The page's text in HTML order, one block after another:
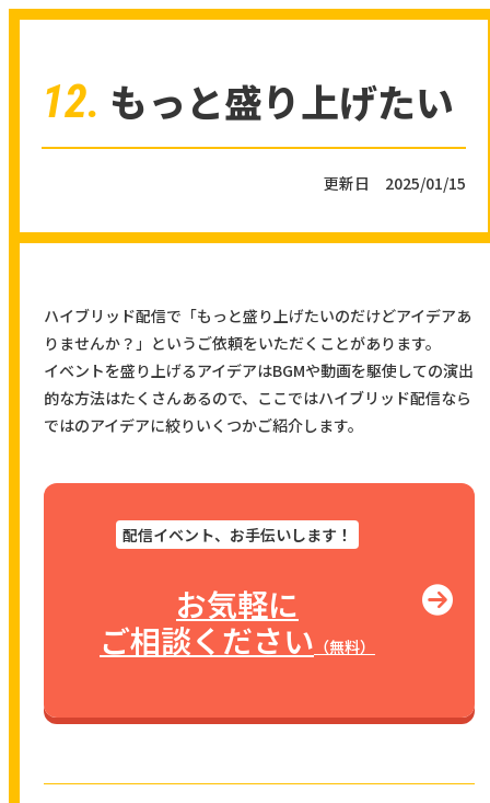
12. もっと盛り上げたい
更新日 2025/01/15
ハイブリッド配信で「もっと盛り上げたいのだけどアイデアあ
りませんか？」というご依頼をいただくことがあります。
イベントを盛り上げるアイデアはBGMや動画を駆使しての演出
的な方法はたくさんあるので、ここではハイブリッド配信なら
ではのアイデアに絞りいくつかご紹介します。
配信イベント、お手伝いします！
お気軽に
ご相談ください （無料）